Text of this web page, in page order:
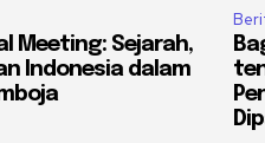
Meeting: Sejarah,
Indonesia dalam